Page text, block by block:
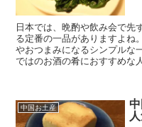
日本では、晩酌や飲み会で先
る定番の一品がありますよね
やおつまみになるシンプルな
ではのお酒の肴におすすめな
中国お土産